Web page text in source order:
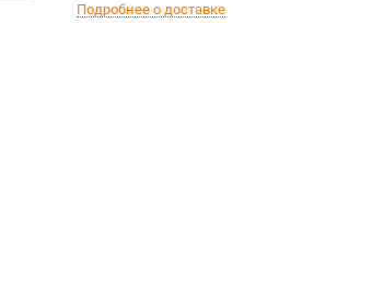
Подробнее о доставке